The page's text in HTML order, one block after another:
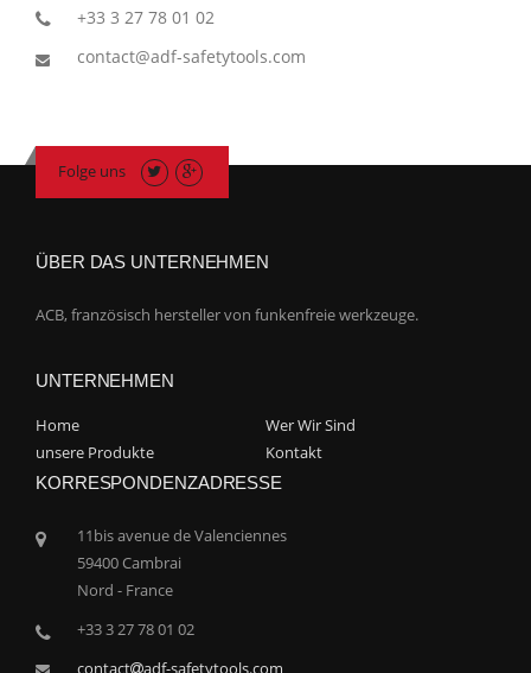
+33 3 27 78 01 02
contact@adf-safetytools.com
Folge uns
ÜBER DAS UNTERNEHMEN
ACB, französisch hersteller von funkenfreie werkzeuge.
UNTERNEHMEN
Home
Wer Wir Sind
unsere Produkte
Kontakt
KORRESPONDENZADRESSE
11bis avenue de Valenciennes
59400 Cambrai
Nord - France
+33 3 27 78 01 02
contact
adf-safetytools.com